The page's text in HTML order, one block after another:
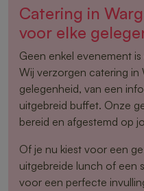
Catering in
voor elke
Geen enkel evenement
Wij verzorgen catering in
gelegenheid, van een
uitgebreid buffet. Onze
bereid en afgestemd op
Of je nu kiest voor een
uitgebreide lunch of een
voor een perfecte